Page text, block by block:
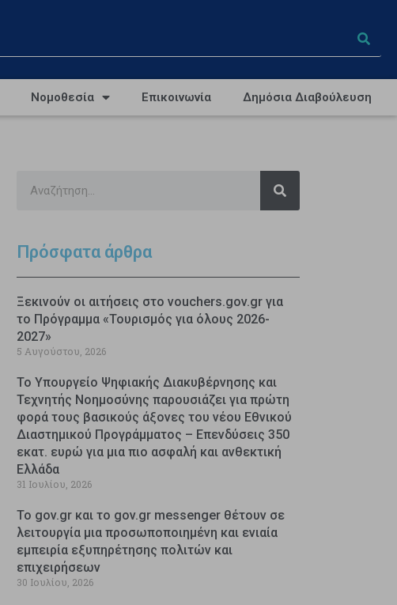
Νομοθεσία Επικοινωνία Δημόσια Διαβούλευση
Πρόσφατα άρθρα
Ξεκινούν οι αιτήσεις στο vouchers.gov.gr για
το Πρόγραμμα «Τουρισμός για όλους 2026-
2027»
5 Αυγούστου, 2026
Το Υπουργείο Ψηφιακής Διακυβέρνησης και
Τεχνητής Νοημοσύνης παρουσιάζει για πρώτη
φορά τους βασικούς άξονες του νέου Εθνικού
Διαστημικού Προγράμματος – Επενδύσεις 350
εκατ. ευρώ για μια πιο ασφαλή και ανθεκτική
Ελλάδα
31 Ιουλίου, 2026
Το gov.gr και το gov.gr messenger θέτουν σε
λειτουργία μια προσωποποιημένη και ενιαία
εμπειρία εξυπηρέτησης πολιτών και
επιχειρήσεων
30 Ιουλίου, 2026